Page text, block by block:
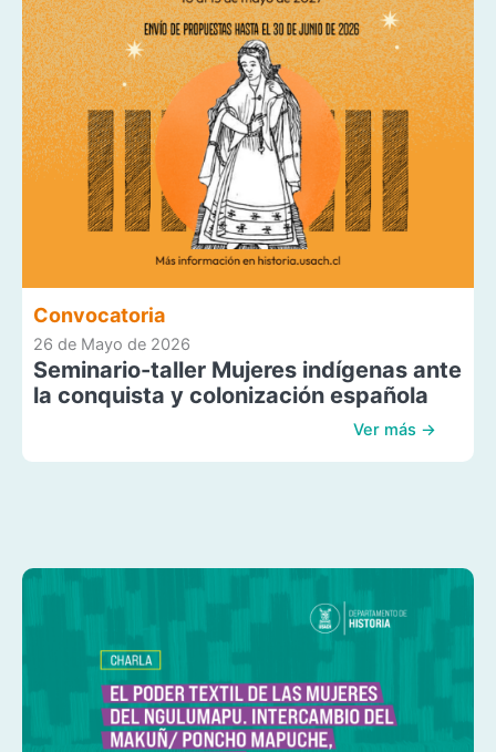
Convocatoria
26 de Mayo de 2026
Seminario-taller Mujeres indígenas ante
la conquista y colonización española
Ver más →